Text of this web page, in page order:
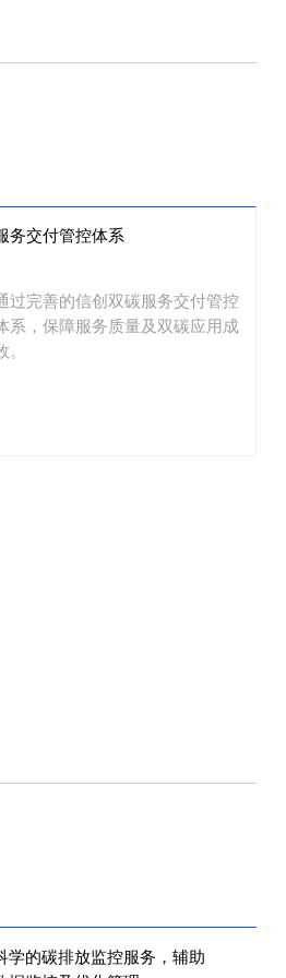
务交付管控体系
过完善的信创双碳服务交付管控
系，保障服务质量及双碳应用成
。
学的碳排放监控服务，辅助